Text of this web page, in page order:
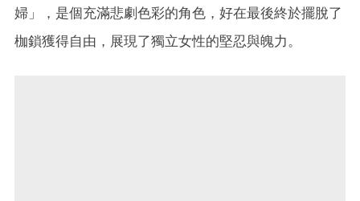
婦」，是個充滿悲劇色彩的角色，好在最後終於擺脫了
枷鎖獲得自由，展現了獨立女性的堅忍與魄力。